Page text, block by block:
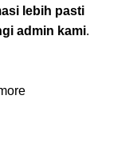
lebih pasti
admin kami.